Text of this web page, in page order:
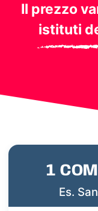
Il prezzo
istituti
1
Es.